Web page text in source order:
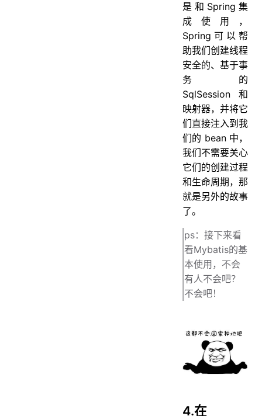
是和Spring集
成使用，
Spring可以帮
助我们创建线程
安全的、基于事
务的
SqlSession 和
映射器，并将它
们直接注入到我
们的 bean 中，
我们不需要关心
它们的创建过程
和生命周期，那
就是另外的故事
了。
ps：接下来看
看Mybatis的基
本使用，不会
有人不会吧？
不会吧！
4.在